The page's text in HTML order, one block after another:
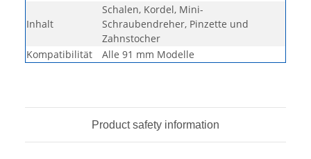
Inhalt
Schalen, Kordel, Mini-
Schraubendreher, Pinzette und
Zahnstocher
Kompatibilität
Alle 91 mm Modelle
Product safety information